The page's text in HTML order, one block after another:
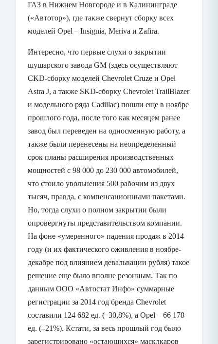
ГАЗ в Нижнем Новгороде и в Калининграде
(«Автотор»), где также свернут сборку всех
моделей Opel – Insignia, Meriva и Zafira.
Интересно, что первые слухи о закрытии
шушарского завода GM (здесь осуществляют
CKD-сборку моделей Chevrolet Cruze и Opel
Astra J, а также SKD-сборку Chevrolet TrailBlazer
и модельного ряда Cadillac) пошли еще в ноябре
прошлого года, после того как месяцем ранее
завод был переведен на односменную работу, а
также были перенесены на неопределенный
срок планы расширения производственных
мощностей с 98 000 до 230 000 автомобилей,
что стоило увольнения 500 рабочим из двух
тысяч, правда, с компенсационными пакетами.
Но, тогда слухи о полном закрытии были
опровергнуты представительством компании.
На фоне «умеренного» падения продаж в 2014
году (и их фактического оживления в ноябре-
декабре под влиянием девальвации рубля) такое
решение еще было вполне резонным. Так по
данным ООО «Автостат Инфо» суммарные
регистрации за 2014 год бренда Chevrolet
составили 124 682 ед. (–30,8%), а Opel – 66 178
ед. (–21%). Кстати, за весь прошлый год было
зарегистрировано «остающихся» масклкаров